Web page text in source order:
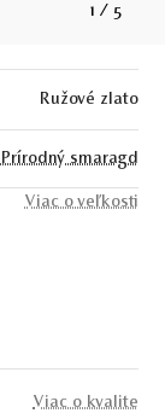
1 / 5
Ružové zlato
Prírodný smaragd
Viac o veľkosti
Viac o kvalite